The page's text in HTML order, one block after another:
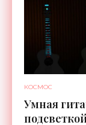
КОСМОС
Умная